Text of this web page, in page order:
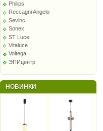
Philips
Reccagni Angelo
Sevinc
Sonex
ST Luce
Vitaluce
Voltega
ЭПИцентр
НОВИНКИ